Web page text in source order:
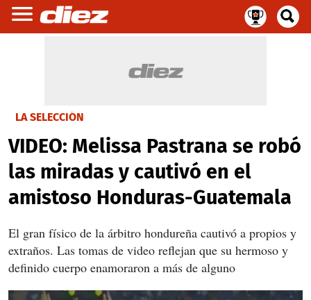
LA SELECCIÓN
VIDEO: Melissa Pastrana se robó
las miradas y cautivó en el
amistoso Honduras-Guatemala
El gran físico de la árbitro hondureña cautivó a propios y
extraños. Las tomas de video reflejan que su hermoso y
definido cuerpo enamoraron a más de alguno